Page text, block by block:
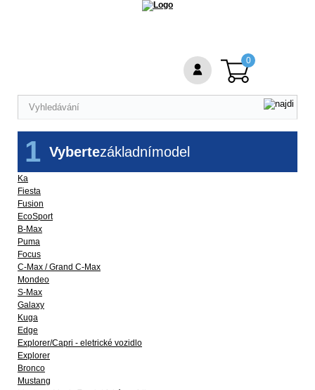
Vybertezákladnímodel
1
Ka
Fiesta
Fusion
EcoSport
B-Max
Puma
Focus
C-Max / Grand C-Max
Mondeo
S-Max
Galaxy
Kuga
Edge
Explorer/Capri - eletrické vozidlo
Explorer
Bronco
Mustang
0